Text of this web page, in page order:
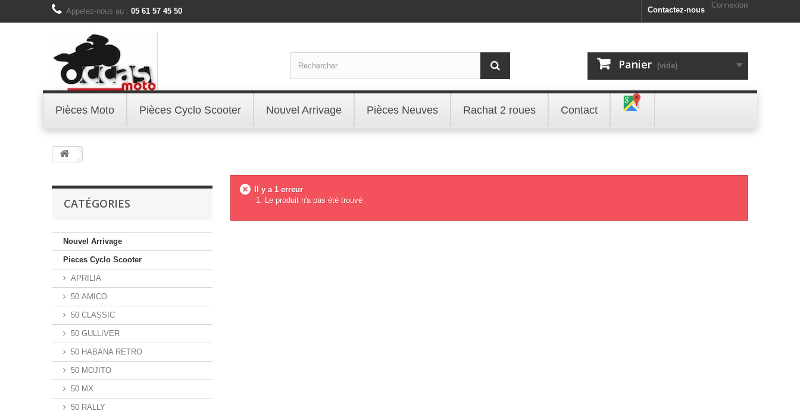
Connexion
Contactez-nous
Appelez-nous au : 05 61 57 45 50
Panier (vide)
Pièces Moto Pièces Cyclo Scooter Nouvel Arrivage Pièces Neuves Rachat 2 roues Contact
CATÉGORIES
Nouvel Arrivage
Pieces Cyclo Scooter
APRILIA
50 AMICO
50 CLASSIC
50 GULLIVER
50 HABANA RETRO
50 MOJITO
50 MX
50 RALLY
Il y a 1 erreur
Le produit n'a pas été trouvé